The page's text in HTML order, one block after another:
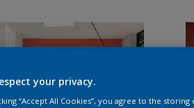
your privacy.
“Accept All Cookies”, you agree to the